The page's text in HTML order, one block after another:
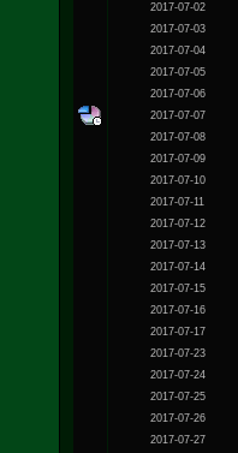
2017-07-02
2017-07-03
2017-07-04
2017-07-05
2017-07-06
2017-07-07
2017-07-08
2017-07-09
2017-07-10
2017-07-11
2017-07-12
2017-07-13
2017-07-14
2017-07-15
2017-07-16
2017-07-17
2017-07-23
2017-07-24
2017-07-25
2017-07-26
2017-07-27